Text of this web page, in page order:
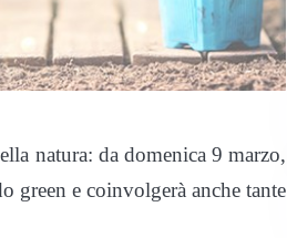
natura: da domenica 9 marzo,
green e coinvolgerà anche tante